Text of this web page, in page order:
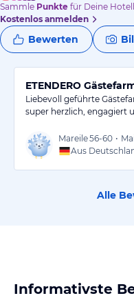
Sammle Punkte für Deine
Kostenlos anmelden
Bewerten
Liebevoll geführte
super herzlich, engagiert
Mareile56-60 •
Aus
Alle
Informativste